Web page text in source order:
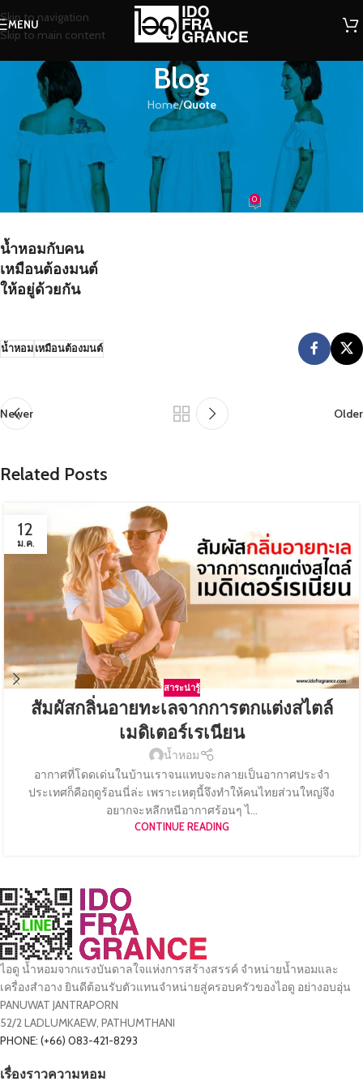
Skip to navigation
Skip to main content
MENU
Blog
Home/Quote
QUOTE
น้ำหอมกับคน เหมือนต้องมนต์ให้อยู่
ด้วยกัน
น้องน้ำหอม On 27/07/2016 0
น้ำหอมกับคน
เหมือนต้องมนต์
ให้อยู่ด้วยกัน
น้ำหอมเหมือนต้องมนต์
Newer Older
Related Posts
12
ม.ค.
สาระน่ารู้
สัมผัสกลิ่นอายทะเลจากการตกแต่งสไตล์
เมดิเตอร์เรเนียน
น้ำหอม
อากาศที่โดดเด่นในบ้านเราจนแทบจะกลายเป็นอากาศประจำ
ประเทศก็คือฤดูร้อนนี่ล่ะ เพราะเหตุนี้จึงทำให้คนไทยส่วนใหญ่จึง
อยากจะหลีกหนีอากาศร้อนๆ ไ...
CONTINUE READING
ไอดู น้ำหอมจากแรงบันดาลใจแห่งการสร้างสรรค์ จำหน่ายน้ำหอมและ
เครื่องสำอาง ยินดีต้อนรับตัวแทนจำหน่ายสู่ครอบครัวของไอดู อย่างอบอุ่น
PANUWAT JANTRAPORN
52/2 LADLUMKAEW, PATHUMTHANI
PHONE: (+66) 083-421-8293
เรื่องราวความหอม